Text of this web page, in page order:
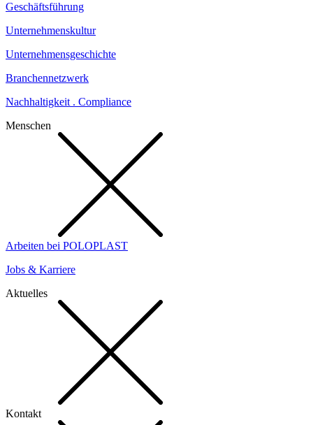
Geschäftsführung
Unternehmenskultur
Unternehmensgeschichte
Branchennetzwerk
Nachhaltigkeit . Compliance
Menschen
Arbeiten bei POLOPLAST
Jobs & Karriere
Aktuelles
Kontakt